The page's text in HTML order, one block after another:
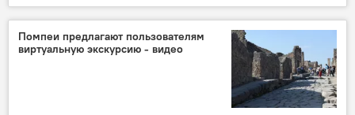
Экономика
Армения
Аналитика
трудовой кодекс
ЧП
Помпеи предлагают пользователям
виртуальную экскурсию - видео